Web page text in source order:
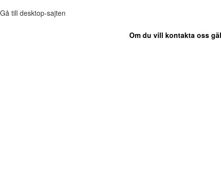
Gå till desktop-sajten
Om du vill kontakta oss